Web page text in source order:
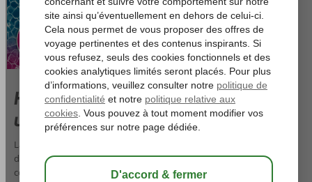
Hip & Happening : des vacances dans
un hôtel design et branché
Laissez-vous surprendre et inspirer par notre sélection spéciale
d'hôtels branchés au design moderne et élégant, au look
contemporain et/ou à l'intérieur unique. Pendant votre séjour, vous